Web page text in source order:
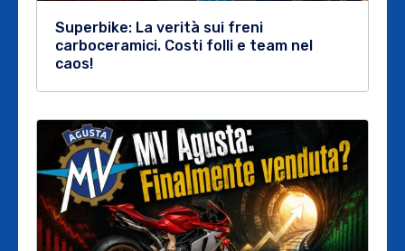
Superbike: La verità sui freni
carboceramici. Costi folli e team nel
caos!